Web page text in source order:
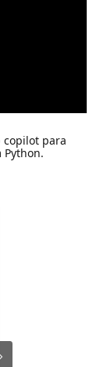
copilot para
Python.